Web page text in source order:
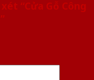
“Cửa Gỗ Công